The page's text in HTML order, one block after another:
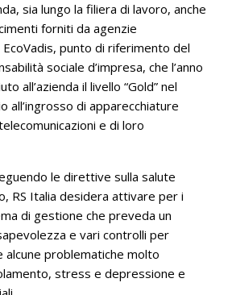
sia lungo la filiera di lavoro, anche
forniti da agenzie
punto di riferimento del
sociale d’impresa, che l’anno
all’azienda il livello “Gold” nel
all’ingrosso di apparecchiature
e di loro
le direttive sulla salute
RS Italia desidera attivare per i
di gestione che preveda un
e vari controlli per
problematiche molto
stress e depressione e